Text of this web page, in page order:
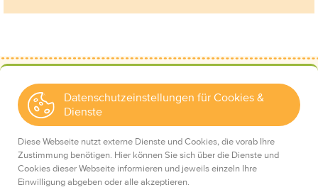
Mediadaten
Datenschutzeinstellungen für Cookies &
Dienste
Diese Webseite nutzt externe Dienste und Cookies, die vorab Ihre
Zustimmung benötigen. Hier können Sie sich über die Dienste und
Cookies dieser Webseite informieren und jeweils einzeln Ihre
Einwilligung abgeben oder alle akzeptieren.